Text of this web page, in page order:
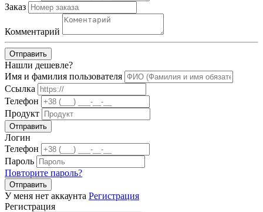
Заказ
Комментарий
Отправить
Нашли дешевле?
Имя и фамилия пользователя
Ссылка
Телефон
Продукт
Отправить
Логин
Телефон
Пароль
Повторите пароль?
Отправить
У меня нет аккаунта Регистрация
Регистрация